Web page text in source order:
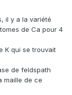
il y a la variété
de Ca pour 4
K qui se trouvait
de feldspath
maille de ce